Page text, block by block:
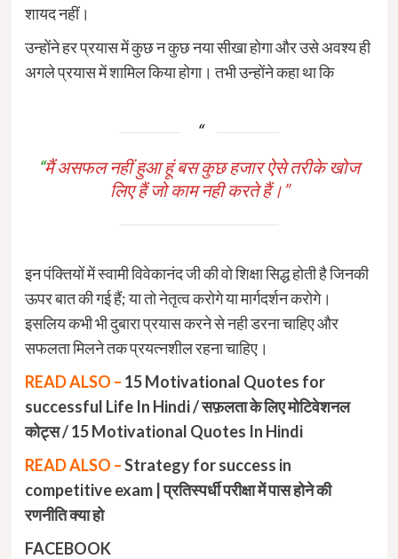
शायद नहीं।
उन्होंने हर प्रयास में कुछ न कुछ नया सीखा होगा और उसे अवश्य ही
अगले प्रयास में शामिल किया होगा। तभी उन्होंने कहा था कि
“मैं असफल नहीं हुआ हूं बस कुछ हजार ऐसे तरीके खोज
लिए हैं जो काम नही करते हैं।”
इन पंक्तियों में स्वामी विवेकानंद जी की वो शिक्षा सिद्ध होती है जिनकी
ऊपर बात की गई हैं; या तो नेतृत्व करोगे या मार्गदर्शन करोगे।
इसलिय कभी भी दुबारा प्रयास करने से नही डरना चाहिए और
सफलता मिलने तक प्रयत्नशील रहना चाहिए।
READ ALSO – 15 Motivational Quotes for
successful Life In Hindi / सफ़लता के लिए मोटिवेशनल
कोट्स / 15 Motivational Quotes In Hindi
READ ALSO –Strategy for success in
competitive exam | प्रतिस्पर्धी परीक्षा में पास होने की
रणनीति क्या हो
FACEBOOK